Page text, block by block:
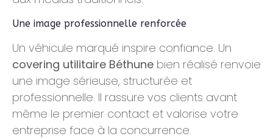
Une image professionnelle renforcée
Un véhicule marqué inspire confiance. Un
covering utilitaire Béthune bien réalisé renvoie
une image sérieuse, structurée et
professionnelle. Il rassure vos clients avant
même le premier contact et valorise votre
entreprise face à la concurrence.